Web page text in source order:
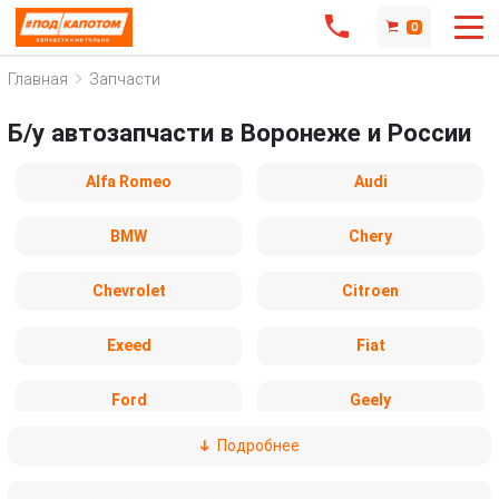
0
Главная Запчасти
Б/у автозапчасти в Воронеже и России
Alfa Romeo Audi
BMW Chery
Chevrolet Citroen
Exeed Fiat
Ford Geely
Подробнее